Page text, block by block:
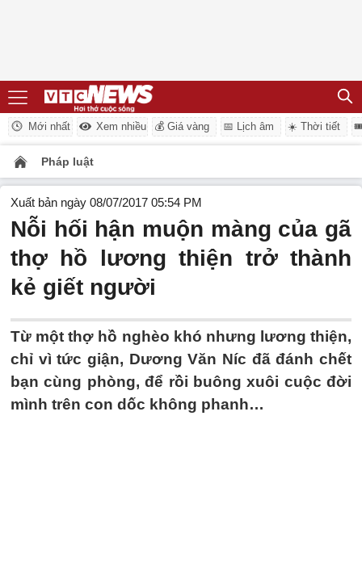
Mới nhất Xem nhiều 💰 Giá vàng 📅 Lịch âm ☀️ Thời tiết
Pháp luật
Xuất bản ngày 08/07/2017 05:54 PM
Nỗi hối hận muộn màng của gã
thợ hồ lương thiện trở thành
kẻ giết người
Từ một thợ hồ nghèo khó nhưng lương thiện,
chỉ vì tức giận, Dương Văn Níc đã đánh chết
bạn cùng phòng, để rồi buông xuôi cuộc đời
mình trên con dốc không phanh…